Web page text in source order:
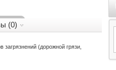
(0)
(дорожной грязи,